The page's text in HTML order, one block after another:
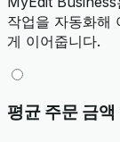
작업을 자동화해
게 이어줍니다.
평균 주문 금